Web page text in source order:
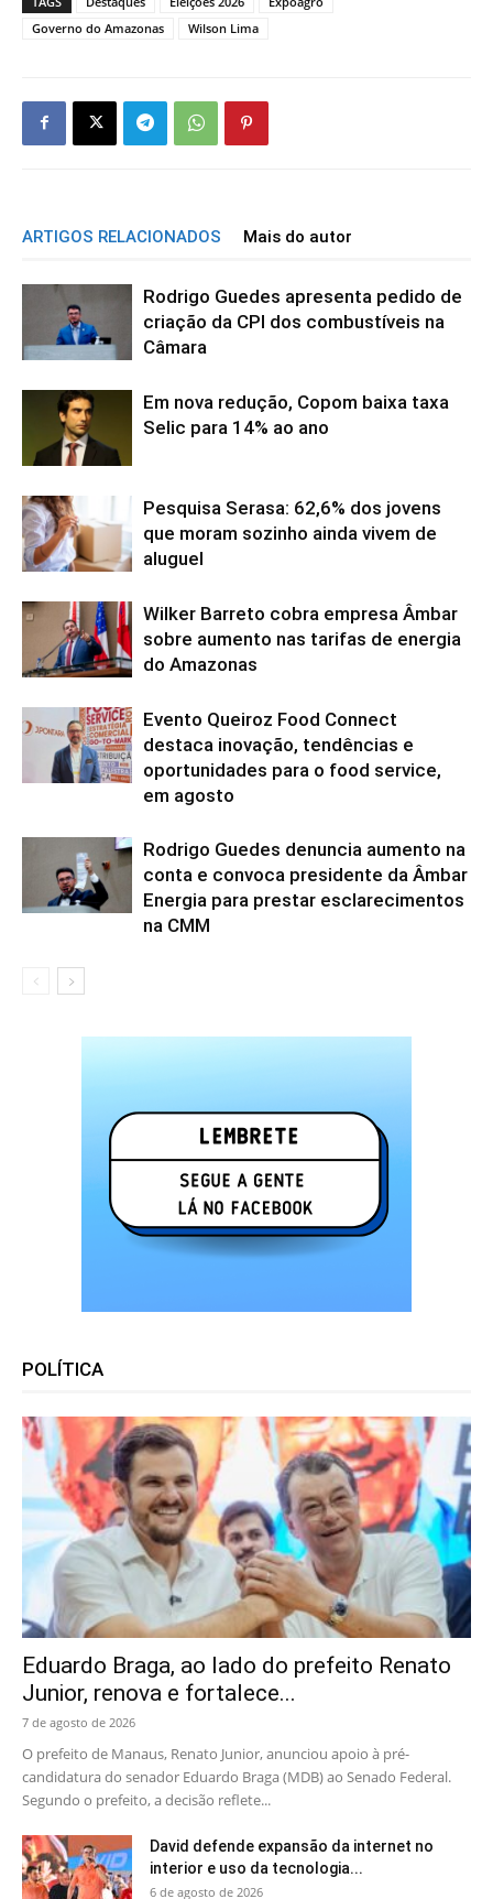
Governo do Amazonas
Wilson Lima
ARTIGOS RELACIONADOS Mais do autor
Rodrigo Guedes apresenta pedido de
criação da CPI dos combustíveis na
Câmara
Em nova redução, Copom baixa taxa
Selic para 14% ao ano
Pesquisa Serasa: 62,6% dos jovens
que moram sozinho ainda vivem de
aluguel
Wilker Barreto cobra empresa Âmbar
sobre aumento nas tarifas de energia
do Amazonas
Evento Queiroz Food Connect
destaca inovação, tendências e
oportunidades para o food service,
em agosto
Rodrigo Guedes denuncia aumento na
conta e convoca presidente da Âmbar
Energia para prestar esclarecimentos
na CMM
POLÍTICA
Eduardo Braga, ao lado do prefeito Renato
Junior, renova e fortalece...
7 de agosto de 2026
O prefeito de Manaus, Renato Junior, anunciou apoio à pré-
candidatura do senador Eduardo Braga (MDB) ao Senado Federal.
Segundo o prefeito, a decisão reflete...
David defende expansão da internet no
interior e uso da tecnologia...
6 de agosto de 2026